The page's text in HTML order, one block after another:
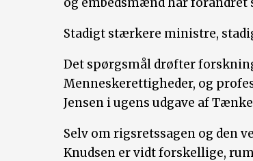
Stadigt stærkere ministre,
Det spørgsmål drøfter
Menneskerettigheder, og
Jensen i ugens udgave af
Selv om rigsretssagen og den
Knudsen er vidt forskellige,